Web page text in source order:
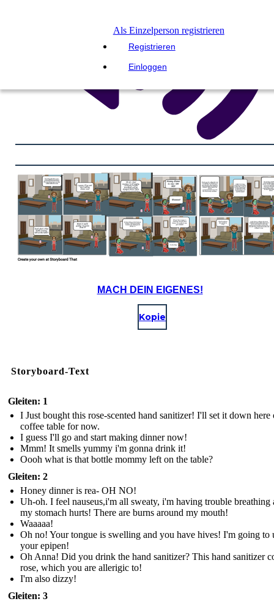
Als Einzelperson registrieren
Registrieren
Einloggen
MACH DEIN EIGENES!
Kopie
Storyboard-Text
Gleiten: 1
I Just bought this rose-scented hand sanitizer! I'll set it down here
coffee table for now.
I guess I'll go and start making dinner now!
Mmm! It smells yummy i'm gonna drink it!
Oooh what is that bottle mommy left on the table?
Gleiten: 2
Honey dinner is rea- OH NO!
Uh-oh. I feel nauseus,i'm all sweaty, i'm having trouble breathing
my stomach hurts! There are burns around my mouth!
Waaaaa!
Oh no! Your tongue is swelling and you have hives! I'm going to
your epipen!
Oh Anna! Did you drink the hand sanitizer? This hand sanitizer
rose, which you are allerigic to!
I'm also dizzy!
Gleiten: 3